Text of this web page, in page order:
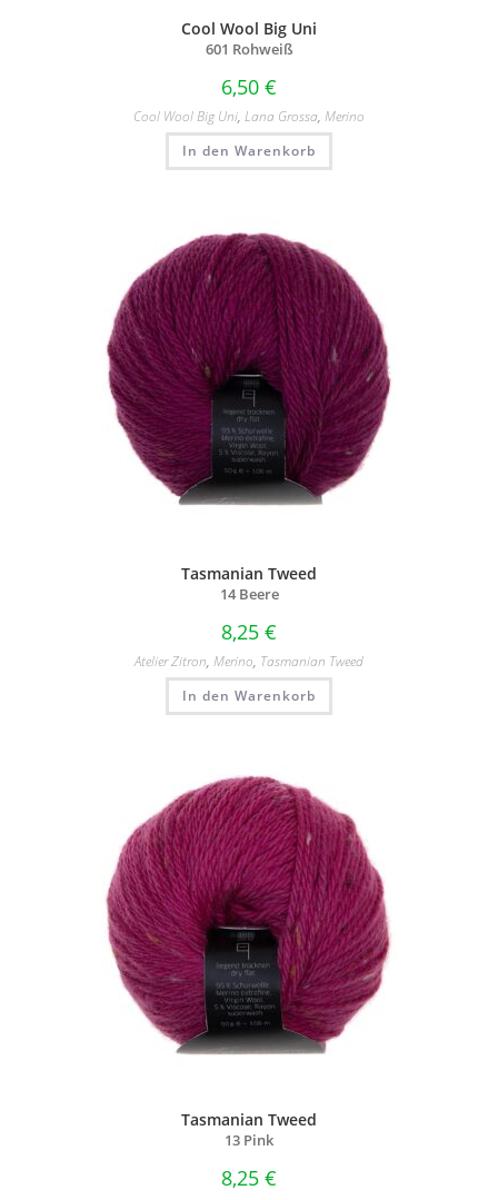
Cool Wool Big Uni
601 Rohweiß
6,50 €
Cool Wool Big Uni, Lana Grossa, Merino
In den Warenkorb
Tasmanian Tweed
14 Beere
8,25 €
Atelier Zitron, Merino, Tasmanian Tweed
In den Warenkorb
Tasmanian Tweed
13 Pink
8,25 €